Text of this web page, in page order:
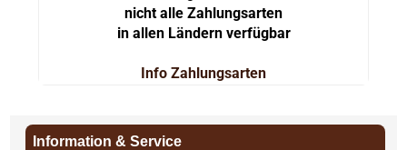
nicht alle Zahlungsarten
in allen Ländern verfügbar
Info Zahlungsarten
Information & Service